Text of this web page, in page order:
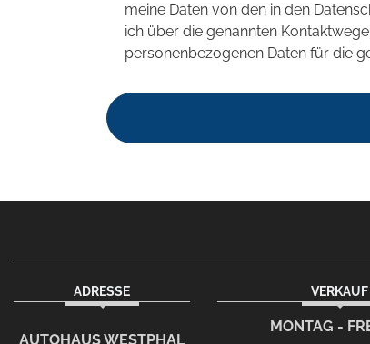
meine Daten von den in den
ich über die genannten
personenbezogenen Daten für die
ADRESSE
AUTOHAUS WESTPHAL
VERKAUF
MONTAG -
Dieser Link führt